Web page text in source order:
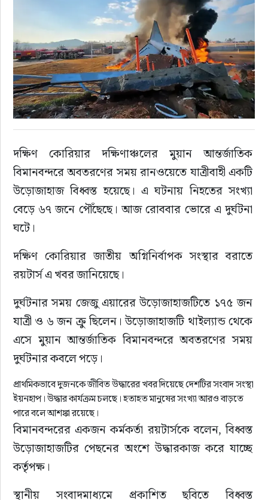
রাজনীতি
নির্বাচন
আলোচিত সংবাদ
অন্যান্য
দক্ষিণ কোরিয়ার দক্ষিণাঞ্চলের মুয়ান আন্তর্জাতিক
বিমানবন্দরে অবতরণের সময় রানওয়েতে যাত্রীবাহী একটি
উড়োজাহাজ বিধ্বস্ত হয়েছে। এ ঘটনায় নিহতের সংখ্যা
বেড়ে ৬৭ জনে পৌঁছেছে। আজ রোববার ভোরে এ দুর্ঘটনা
ঘটে।
দক্ষিণ কোরিয়ার জাতীয় অগ্নিনির্বাপক সংস্থার বরাতে
রয়টার্স এ খবর জানিয়েছে।
দুর্ঘটনার সময় জেজু এয়ারের উড়োজাহাজটিতে ১৭৫ জন
যাত্রী ও ৬ জন ক্রু ছিলেন। উড়োজাহাজটি থাইল্যান্ড থেকে
এসে মুয়ান আন্তর্জাতিক বিমানবন্দরে অবতরণের সময়
দুর্ঘটনার কবলে পড়ে।
প্রাথমিকভাবে দুজনকে জীবিত উদ্ধারের খবর দিয়েছে দেশটির সংবাদ সংস্থা
ইয়নহাপ। উদ্ধার কার্যক্রম চলছে। হতাহত মানুষের সংখ্যা আরও বাড়তে
পারে বলে আশঙ্কা রয়েছে।
বিমানবন্দরের একজন কর্মকর্তা রয়টার্সকে বলেন, বিধ্বস্ত
উড়োজাহাজটির পেছনের অংশে উদ্ধারকাজ করে যাচ্ছে
কর্তৃপক্ষ।
স্থানীয় সংবাদমাধ্যমে প্রকাশিত ছবিতে বিধ্বস্ত